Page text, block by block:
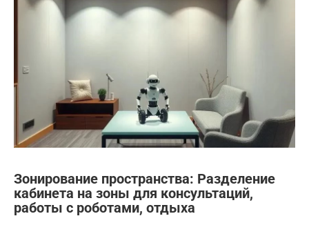
Зонирование пространства: Разделение
кабинета на зоны для консультаций,
работы с роботами, отдыха